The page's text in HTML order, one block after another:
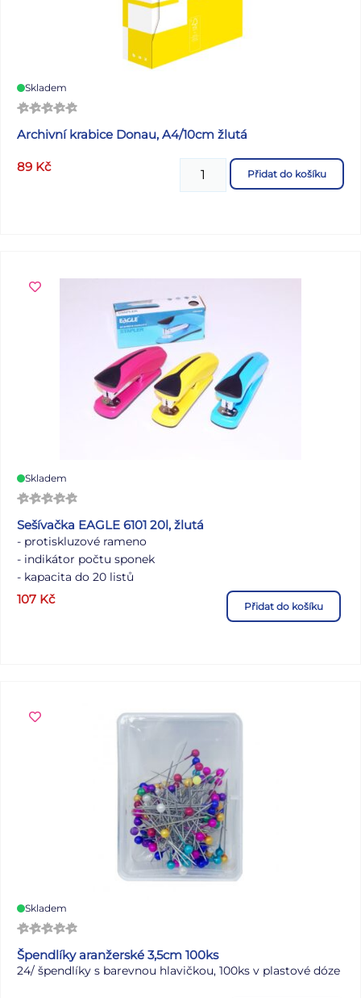
Skladem
Archivní krabice Donau, A4/10cm žlutá
89 Kč Přidat do košíku
Skladem
Sešívačka EAGLE 6101 20l, žlutá
- protiskluzové rameno
- indikátor počtu sponek
- kapacita do 20 listů
- hloubka vložení 50 mm
107 Kč Přidat do košíku
Skladem
Špendlíky aranžerské 3,5cm 100ks
24/ špendlíky s barevnou hlavičkou, 100ks v plastové dóze